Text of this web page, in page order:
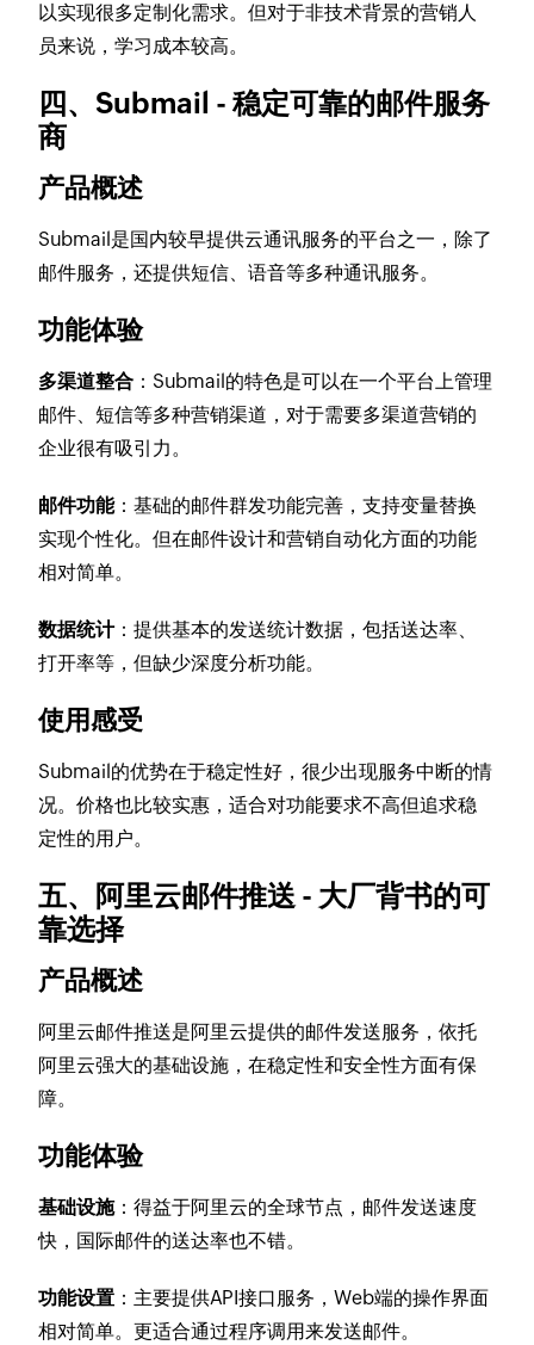
以实现很多定制化需求。但对于非技术背景的营销人
员来说，学习成本较高。
四、Submail - 稳定可靠的邮件服务
商
产品概述
Submail是国内较早提供云通讯服务的平台之一，除了
邮件服务，还提供短信、语音等多种通讯服务。
功能体验
多渠道整合 ：Submail的特色是可以在一个平台上管理
邮件、短信等多种营销渠道，对于需要多渠道营销的
企业很有吸引力。
邮件功能：基础的邮件群发功能完善，支持变量替换
实现个性化。但在邮件设计和营销自动化方面的功能
相对简单。
数据统计：提供基本的发送统计数据，包括送达率、
打开率等，但缺少深度分析功能。
使用感受
Submail的优势在于稳定性好，很少出现服务中断的情
况。价格也比较实惠，适合对功能要求不高但追求稳
定性的用户。
五、阿里云邮件推送 - 大厂背书的可
靠选择
产品概述
阿里云邮件推送是阿里云提供的邮件发送服务，依托
阿里云强大的基础设施，在稳定性和安全性方面有保
障。
功能体验
基础设施：得益于阿里云的全球节点，邮件发送速度
快，国际邮件的送达率也不错。
功能设置 ：主要提供API接口服务，Web端的操作界面
相对简单。更适合通过程序调用来发送邮件。